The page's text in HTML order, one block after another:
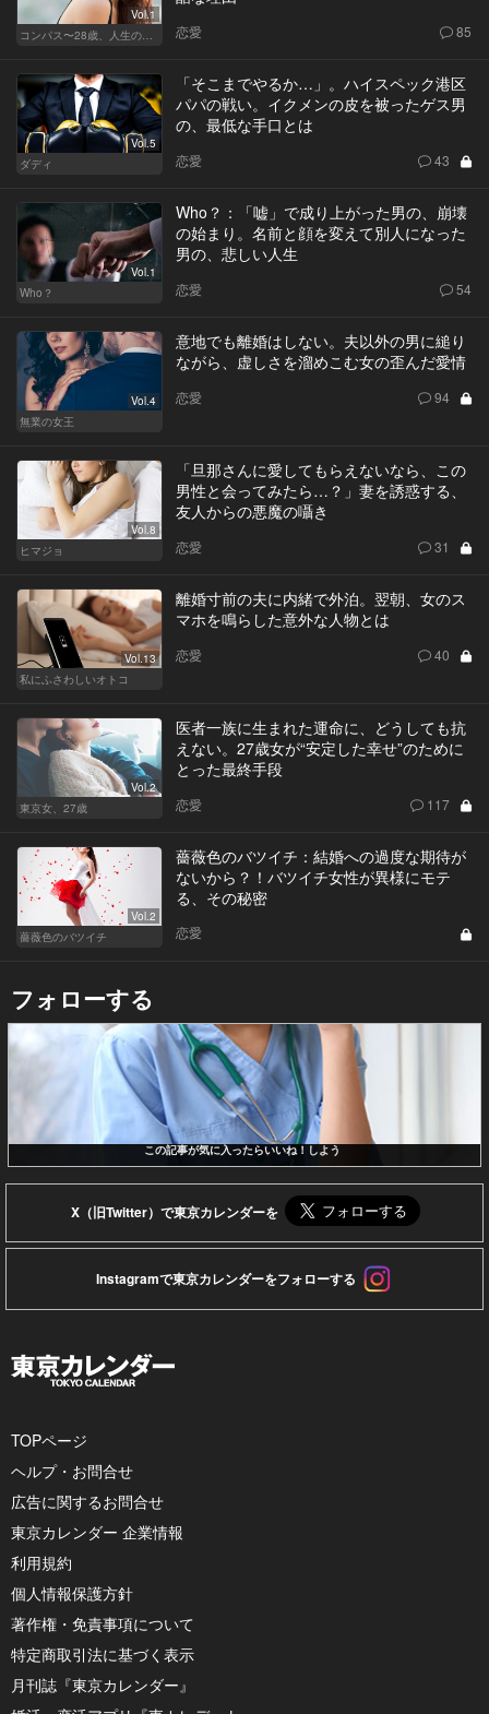
Vol.1
恋愛 85
Vol.5
ダディ
「そこまでやるか…」。ハイスペック港区
パパの戦い。イクメンの皮を被ったゲス男
の、最低な手口とは
恋愛 43
Vol.1
Who？
Who？：「嘘」で成り上がった男の、崩壊
の始まり。名前と顔を変えて別人になった
男の、悲しい人生
恋愛 54
Vol.4
無業の女王
意地でも離婚はしない。夫以外の男に縋り
ながら、虚しさを溜めこむ女の歪んだ愛情
恋愛 94
Vol.8
ヒマジョ
「旦那さんに愛してもらえないなら、この
男性と会ってみたら…？」妻を誘惑する、
友人からの悪魔の囁き
恋愛 31
Vol.13
私にふさわしいオトコ
離婚寸前の夫に内緒で外泊。翌朝、女のス
マホを鳴らした意外な人物とは
恋愛 40
Vol.2
東京女、27歳
医者一族に生まれた運命に、どうしても抗
えない。27歳女が“安定した幸せ”のために
とった最終手段
恋愛 117
Vol.2
薔薇色のバツイチ
薔薇色のバツイチ：結婚への過度な期待が
ないから？！バツイチ女性が異様にモテ
る、その秘密
恋愛
フォローする
この記事が気に入ったらいいね！しよう
X（旧Twitter）で東京カレンダーを
Instagramで東京カレンダーをフォローする
TOPページ
ヘルプ・お問合せ
広告に関するお問合せ
東京カレンダー 企業情報
利用規約
個人情報保護方針
著作権・免責事項について
特定商取引法に基づく表示
月刊誌『東京カレンダー』